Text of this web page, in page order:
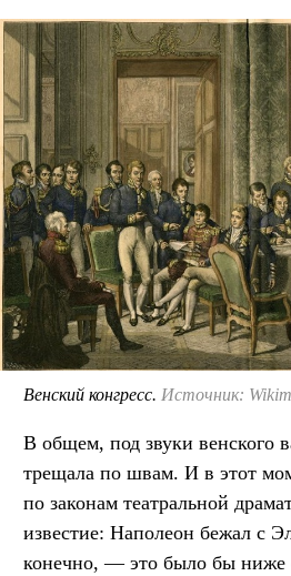
Венский конгресс. Источник:
В общем, под звуки венского
трещала по швам. И в этот
по законам театральной
известие: Наполеон бежал с
конечно, — это было бы ниже